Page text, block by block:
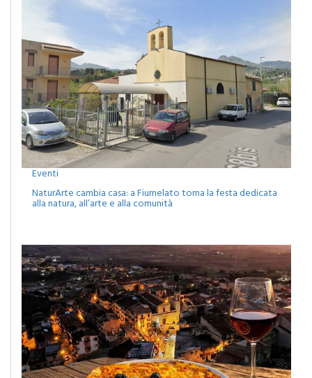
Eventi
NaturArte cambia casa: a Fiumelato torna la festa dedicata
alla natura, all’arte e alla comunità